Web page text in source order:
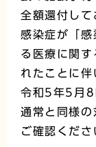
全額還付して
感染症が「感
る医療に関
れたことに伴
令和5年5月8
通常と同様の
ご確認くださ